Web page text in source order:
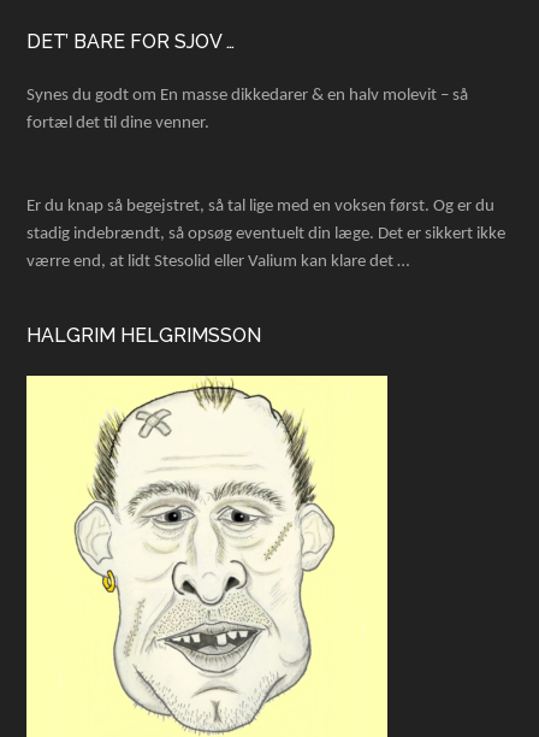
Footer
DET’ BARE FOR SJOV …
Synes du godt om En masse dikkedarer & en halv molevit – så
fortæl det til dine venner.
Er du knap så begejstret, så tal lige med en voksen først. Og er du
stadig indebrændt, så opsøg eventuelt din læge. Det er sikkert ikke
værre end, at lidt Stesolid eller Valium kan klare det …
HALGRIM HELGRIMSSON